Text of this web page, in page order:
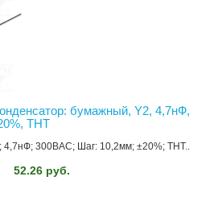
бумажный, Y2, 4,7нФ,
THT
300ВAC; Шаг: 10,2мм; ±20%; THT..
52.26 руб.